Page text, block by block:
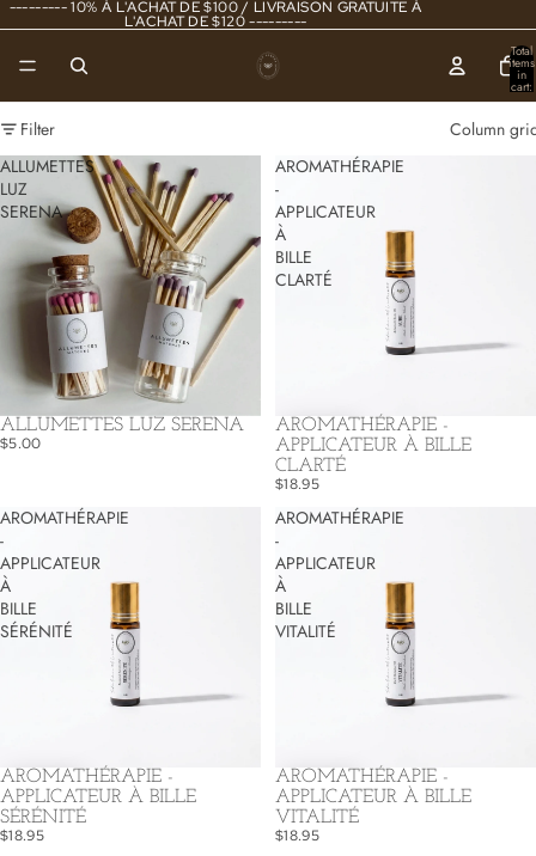
--------- 10% À L'ACHAT DE $100 / LIVRAISON GRATUITE À
L'ACHAT DE $120 ---------
Total
items
in
cart:
0
Filter
Column
ALLUMETTES
LUZ
SERENA
ALLUMETTES LUZ SERENA
$5.00
AROMATHÉRAPIE
-
APPLICATEUR
À
BILLE
CLARTÉ
AROMATHÉRAPIE -
APPLICATEUR À BILLE
CLARTÉ
$18.95
AROMATHÉRAPIE
-
APPLICATEUR
À
BILLE
SÉRÉNITÉ
AROMATHÉRAPIE -
APPLICATEUR À BILLE
SÉRÉNITÉ
$18.95
AROMATHÉRAPIE
-
APPLICATEUR
À
BILLE
VITALITÉ
AROMATHÉRAPIE -
APPLICATEUR À BILLE
VITALITÉ
$18.95